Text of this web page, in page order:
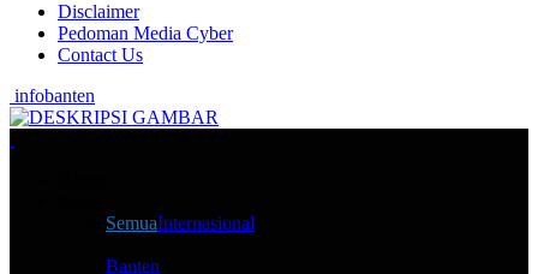
Disclaimer
Pedoman Media Cyber
Contact Us
infobanten
SemuaInternasional
Banten